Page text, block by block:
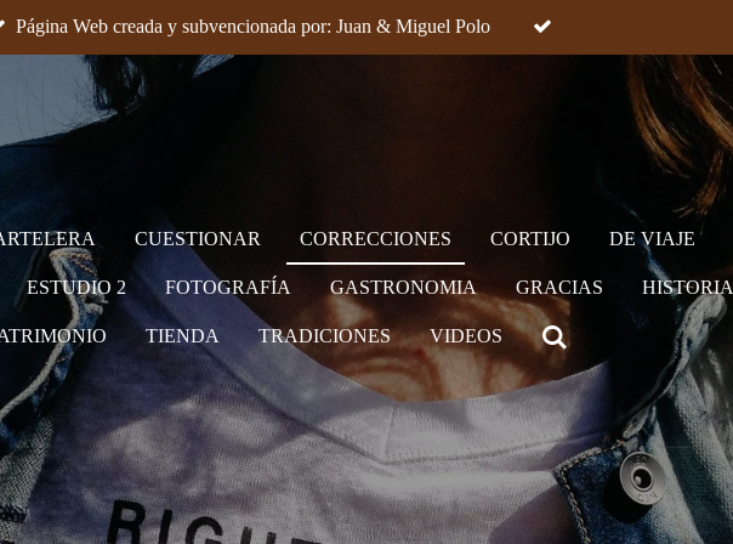
Página Web creada y subvencionada por: Juan & Miguel Polo
CUESTIONAR CORRECCIONES CORTIJO DE VIAJE
ESTUDIO 2 FOTOGRAFÍA GASTRONOMIA GRACIAS HISTORIA
TIENDA TRADICIONES VIDEOS